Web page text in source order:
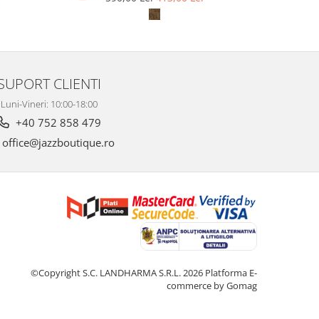
CLIENTI
Luni-Vineri: 10:00-18:00
+40 752 858 479
office@jazzboutique.ro
©Copyright S.C. LANDHARMA S.R.L. 2026 Platforma E-
commerce by Gomag